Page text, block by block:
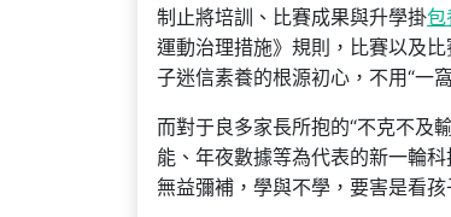
制止將培訓、比賽成果與升學掛包
運動治理措施》規則，比賽以及
子迷信素養的根源初心，不用“一
而對于良多家長所抱的“不克不及
能、年夜數據等為代表的新一輪
無益彌補，學與不學，要害是看孩